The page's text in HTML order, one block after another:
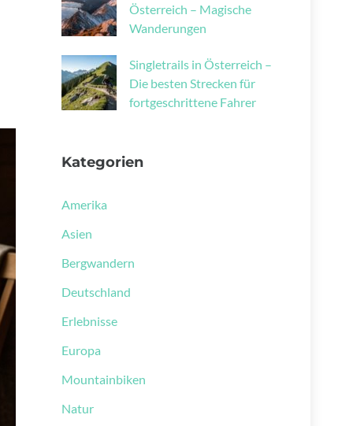
Österreich – Magische
Wanderungen
Singletrails in Österreich –
Die besten Strecken für
fortgeschrittene Fahrer
Kategorien
Amerika
Asien
Bergwandern
Deutschland
Erlebnisse
Europa
Mountainbiken
Natur